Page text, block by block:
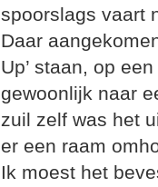
spoorslags vaart
Daar
Up’ staan, op
gewoonlijk naar
zuil zelf was het
er een raam
Ik moest het